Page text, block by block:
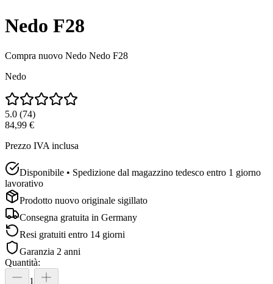
Nedo F28
Compra nuovo Nedo Nedo F28
Nedo
5.0 (74)
84,99 €
Prezzo IVA inclusa
Disponibile • Spedizione dal magazzino tedesco entro 1 giorno
lavorativo
Prodotto nuovo originale sigillato
Consegna gratuita in Germany
Resi gratuiti entro 14 giorni
Garanzia 2 anni
Quantità:
1